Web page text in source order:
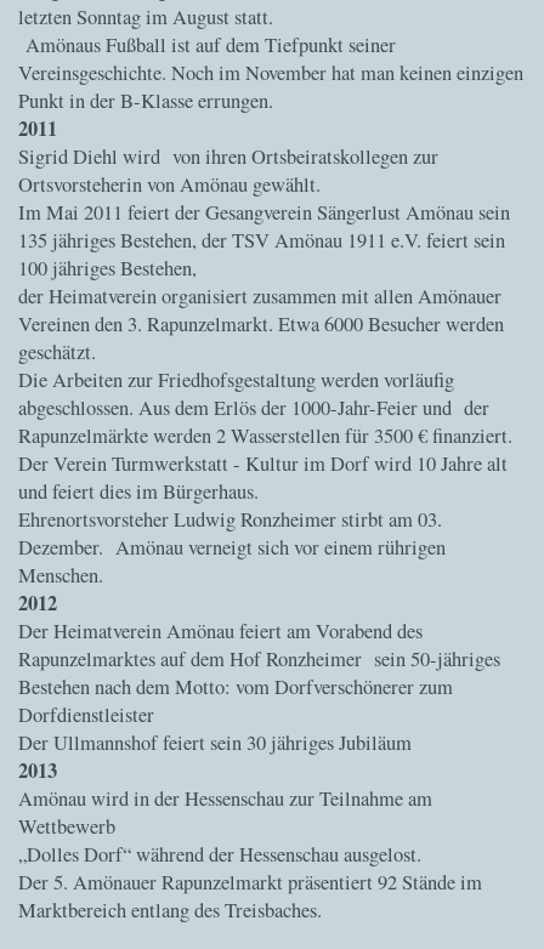
letzten Sonntag im August statt.
Amönaus Fußball ist auf dem Tiefpunkt seiner
Vereinsgeschichte. Noch im November hat man keinen einzigen
Punkt in der B-Klasse errungen.
2011
Sigrid Diehl wird von ihren Ortsbeiratskollegen zur
Ortsvorsteherin von Amönau gewählt.
Im Mai 2011 feiert der Gesangverein Sängerlust Amönau sein
135 jähriges Bestehen, der TSV Amönau 1911 e.V. feiert sein
100 jähriges Bestehen,
der Heimatverein organisiert zusammen mit allen Amönauer
Vereinen den 3. Rapunzelmarkt. Etwa 6000 Besucher werden
geschätzt.
Die Arbeiten zur Friedhofsgestaltung werden vorläufig
abgeschlossen. Aus dem Erlös der 1000-Jahr-Feier und der
Rapunzelmärkte werden 2 Wasserstellen für 3500 € finanziert.
Der Verein Turmwerkstatt - Kultur im Dorf wird 10 Jahre alt
und feiert dies im Bürgerhaus.
Ehrenortsvorsteher Ludwig Ronzheimer stirbt am 03.
Dezember. Amönau verneigt sich vor einem rührigen
Menschen.
2012
Der Heimatverein Amönau feiert am Vorabend des
Rapunzelmarktes auf dem Hof Ronzheimer sein 50-jähriges
Bestehen nach dem Motto: vom Dorfverschönerer zum
Dorfdienstleister
Der Ullmannshof feiert sein 30 jähriges Jubiläum
2013
Amönau wird in der Hessenschau zur Teilnahme am
Wettbewerb
„Dolles Dorf“ während der Hessenschau ausgelost.
Der 5. Amönauer Rapunzelmarkt präsentiert 92 Stände im
Marktbereich entlang des Treisbaches.